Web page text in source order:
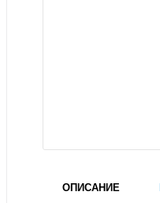
ОПИСАНИЕ